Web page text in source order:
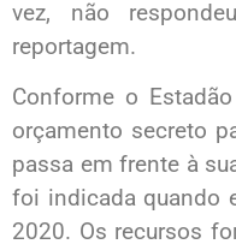
vez, não
reportagem.
Conforme o
orçamento secreto
passa em frente à
foi indicada quando
2020. Os recursos